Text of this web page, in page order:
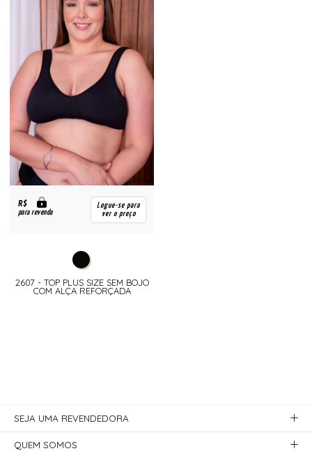
R$
para revenda
Logue-se para
ver o preço
2607 - TOP PLUS SIZE SEM BOJO
COM ALÇA REFORÇADA
SEJA UMA REVENDEDORA
QUEM SOMOS